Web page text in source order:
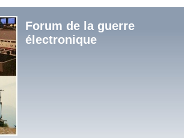
Forum de la guerre
électronique